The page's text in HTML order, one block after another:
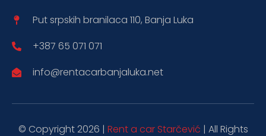
Put srpskih branilaca 110, Banja Luka
+387 65 071 071
info@rentacarbanjaluka.net
© Copyright 2026 | Rent a car Starčević | All Rights